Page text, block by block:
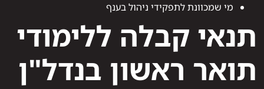
מי שמכוונת לתפקידי ניהול בענף
תנאי קבלה ללימודי
תואר ראשון בנדל"ן